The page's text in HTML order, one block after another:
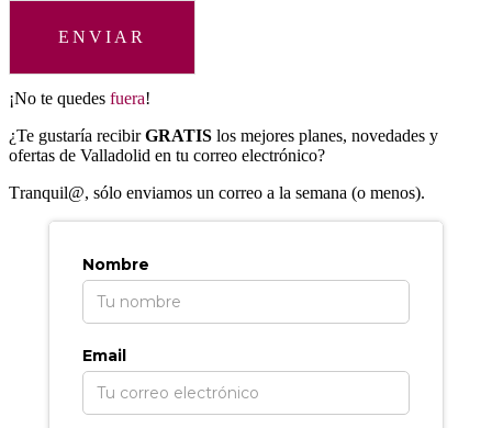
ENVIAR
¡No te quedes fuera!
¿Te gustaría recibirGRATIS los mejores planes, novedades y
ofertas de Valladolid en tu correo electrónico?
Tranquil@, sólo enviamos un correo a la semana (o menos).